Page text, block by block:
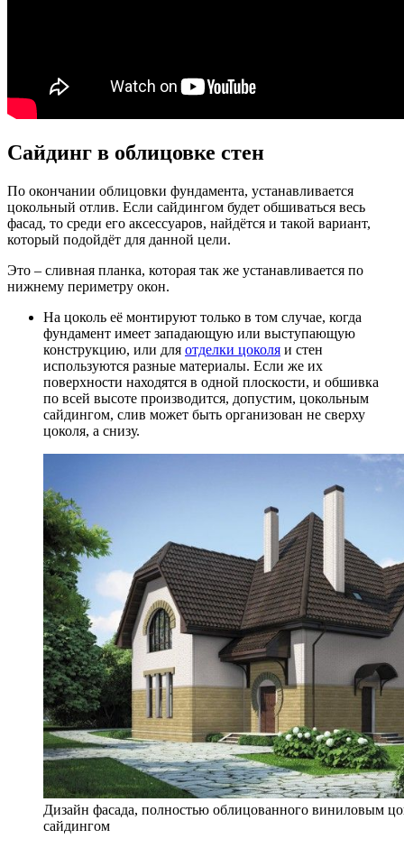
Сайдинг в облицовке стен
По окончании облицовки фундамента, устанавливается
цокольный отлив. Если сайдингом будет обшиваться весь
фасад, то среди его аксессуаров, найдётся и такой вариант,
который подойдёт для данной цели.
Это – сливная планка, которая так же устанавливается по
нижнему периметру окон.
На цоколь её монтируют только в том случае, когда
фундамент имеет западающую или выступающую
конструкцию, или для отделки цоколя и стен
используются разные материалы. Если же их
поверхности находятся в одной плоскости, и обшивка
по всей высоте производится, допустим, цокольным
сайдингом, слив может быть организован не сверху
цоколя, а снизу.
Дизайн фасада, полностью облицованного виниловым
сайдингом